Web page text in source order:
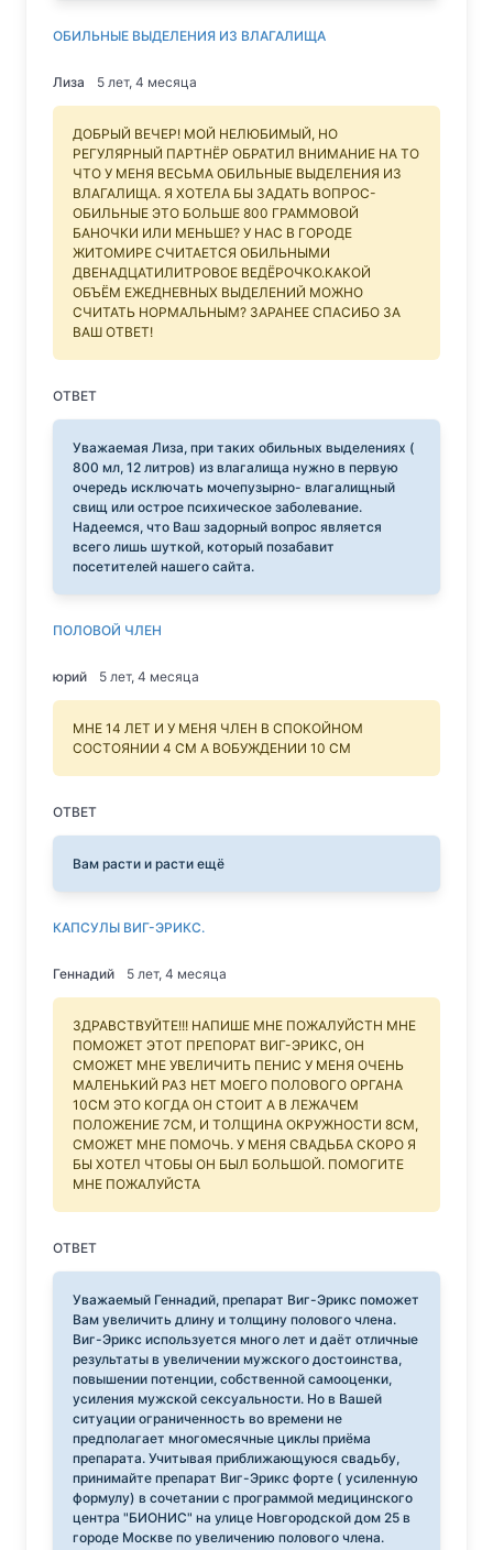
ОБИЛЬНЫЕ ВЫДЕЛЕНИЯ ИЗ ВЛАГАЛИЩА
Лиза 5 лет, 4 месяца
ДОБРЫЙ ВЕЧЕР! МОЙ НЕЛЮБИМЫЙ, НО
РЕГУЛЯРНЫЙ ПАРТНЁР ОБРАТИЛ ВНИМАНИЕ НА ТО
ЧТО У МЕНЯ ВЕСЬМА ОБИЛЬНЫЕ ВЫДЕЛЕНИЯ ИЗ
ВЛАГАЛИЩА. Я ХОТЕЛА БЫ ЗАДАТЬ ВОПРОС-
ОБИЛЬНЫЕ ЭТО БОЛЬШЕ 800 ГРАММОВОЙ
БАНОЧКИ ИЛИ МЕНЬШЕ? У НАС В ГОРОДЕ
ЖИТОМИРЕ СЧИТАЕТСЯ ОБИЛЬНЫМИ
ДВЕНАДЦАТИЛИТРОВОЕ ВЕДЁРОЧКО.КАКОЙ
ОБЪЁМ ЕЖЕДНЕВНЫХ ВЫДЕЛЕНИЙ МОЖНО
СЧИТАТЬ НОРМАЛЬНЫМ? ЗАРАНЕЕ СПАСИБО ЗА
ВАШ ОТВЕТ!
ОТВЕТ
Уважаемая Лиза, при таких обильных выделениях (
800 мл, 12 литров) из влагалища нужно в первую
очередь исключать мочепузырно- влагалищный
свищ или острое психическое заболевание.
Надеемся, что Ваш задорный вопрос является
всего лишь шуткой, который позабавит
посетителей нашего сайта.
ПОЛОВОЙ ЧЛЕН
юрий 5 лет, 4 месяца
МНЕ 14 ЛЕТ И У МЕНЯ ЧЛЕН В СПОКОЙНОМ
СОСТОЯНИИ 4 СМ А ВОБУЖДЕНИИ 10 СМ
ОТВЕТ
Вам расти и расти ещё
КАПСУЛЫ ВИГ-ЭРИКС.
Геннадий 5 лет, 4 месяца
ЗДРАВСТВУЙТЕ!!! НАПИШЕ МНЕ ПОЖАЛУЙСТН МНЕ
ПОМОЖЕТ ЭТОТ ПРЕПОРАТ ВИГ-ЭРИКС, ОН
СМОЖЕТ МНЕ УВЕЛИЧИТЬ ПЕНИС У МЕНЯ ОЧЕНЬ
МАЛЕНЬКИЙ РАЗ НЕТ МОЕГО ПОЛОВОГО ОРГАНА
10СМ ЭТО КОГДА ОН СТОИТ А В ЛЕЖАЧЕМ
ПОЛОЖЕНИЕ 7СМ, И ТОЛЩИНА ОКРУЖНОСТИ 8СМ,
СМОЖЕТ МНЕ ПОМОЧЬ. У МЕНЯ СВАДЬБА СКОРО Я
БЫ ХОТЕЛ ЧТОБЫ ОН БЫЛ БОЛЬШОЙ. ПОМОГИТЕ
МНЕ ПОЖАЛУЙСТА
ОТВЕТ
Уважаемый Геннадий, препарат Виг-Эрикс поможет
Вам увеличить длину и толщину полового члена.
Виг-Эрикс используется много лет и даёт отличные
результаты в увеличении мужского достоинства,
повышении потенции, собственной самооценки,
усиления мужской сексуальности. Но в Вашей
ситуации ограниченность во времени не
предполагает многомесячные циклы приёма
препарата. Учитывая приближающуюся свадьбу,
принимайте препарат Виг-Эрикс форте ( усиленную
формулу) в сочетании с программой медицинского
центра "БИОНИС" на улице Новгородской дом 25 в
городе Москве по увеличению полового члена.